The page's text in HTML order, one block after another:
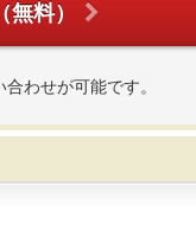
無料）
わせが可能です。